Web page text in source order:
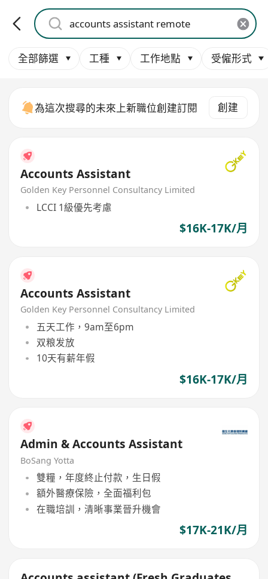
全部篩選 工種 工作地點 受僱形式
為這次搜尋的未來上新職位創建訂閱 創建
Accounts Assistant
Golden Key Personnel Consultancy Limited
LCCI 1級優先考慮
$16K-17K/月
Accounts Assistant
Golden Key Personnel Consultancy Limited
五天工作，9am至6pm
双粮发放
10天有薪年假
$16K-17K/月
Admin & Accounts Assistant
BoSang Yotta
雙糧，年度終止付款，生日假
額外醫療保險，全面福利包
在職培訓，清晰事業晉升機會
$17K-21K/月